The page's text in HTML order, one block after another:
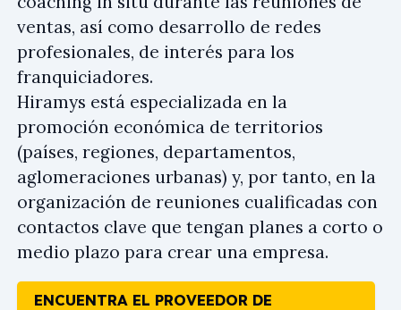
ventas, así como desarrollo de redes
profesionales, de interés para los
franquiciadores.
Hiramys está especializada en la
promoción económica de territorios
(países, regiones, departamentos,
aglomeraciones urbanas) y, por tanto, en la
organización de reuniones cualificadas con
contactos clave que tengan planes a corto o
medio plazo para crear una empresa.
ENCUENTRA EL PROVEEDOR DE